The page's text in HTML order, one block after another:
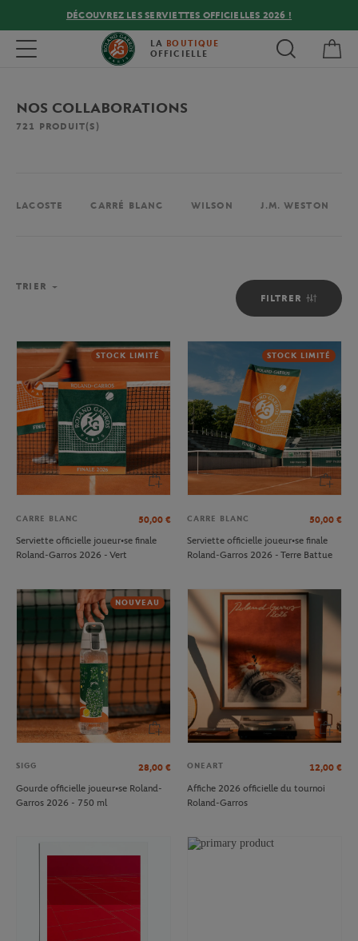
DÉCOUVREZ LES SERVIETTES OFFICIELLES 2026 !
Toggle navigation LA BOUTIQUE
OFFICIELLE
NOS COLLABORATIONS
721 PRODUIT(S)
LACOSTE CARRÉ BLANC WILSON J.M. WESTON
FILTRER
TRIER
STOCK LIMITÉ
CARRE BLANC 50,00 €
Serviette officielle joueur•se finale
Roland-Garros 2026 - Vert
STOCK LIMITÉ
CARRE BLANC 50,00 €
Serviette officielle joueur•se finale
Roland-Garros 2026 - Terre Battue
NOUVEAU
SIGG 28,00 €
Gourde officielle joueur•se Roland-
Garros 2026 - 750 ml
ONEART 12,00 €
Affiche 2026 officielle du tournoi
Roland-Garros